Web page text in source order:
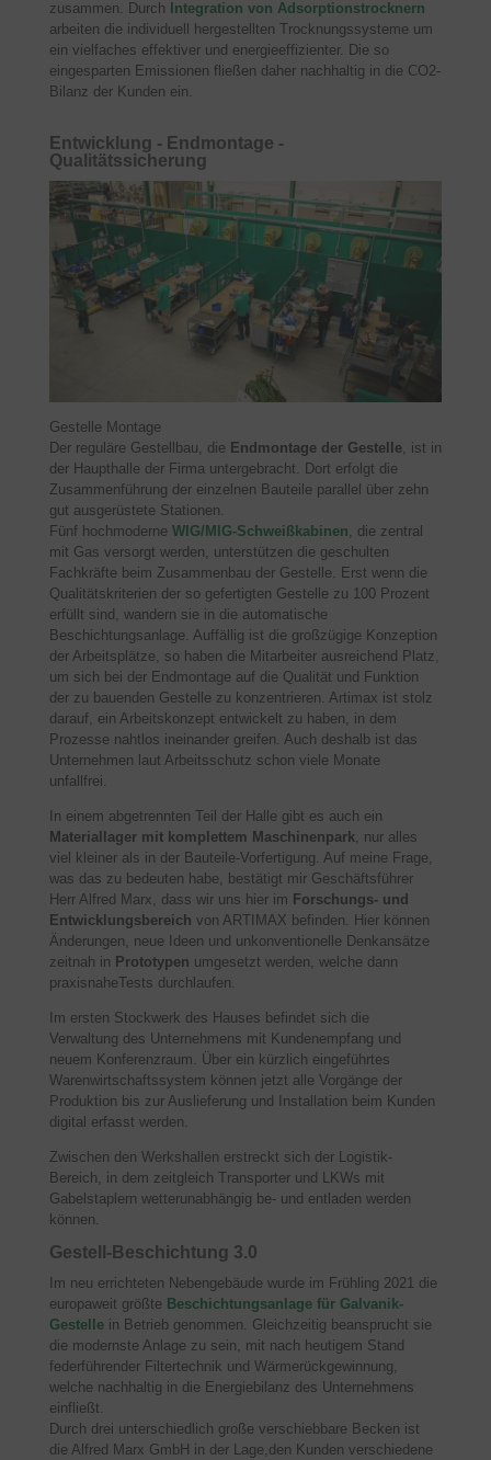
zusammen. Durch
Integration von Adsorptionstrocknern
arbeiten die individuell hergestellten Trocknungssysteme um
ein vielfaches effektiver und energieeffizienter. Die so
eingesparten Emissionen fließen daher nachhaltig in die CO2-
Bilanz der Kunden ein.
Entwicklung - Endmontage -
Qualitätssicherung
Gestelle Montage
Der reguläre Gestellbau, die Endmontage der Gestelle, ist in
der Haupthalle der Firma untergebracht. Dort erfolgt die
Zusammenführung der einzelnen Bauteile parallel über zehn
gut ausgerüstete Stationen.
Fünf hochmoderne WIG/MIG-Schweißkabinen , die zentral
mit Gas versorgt werden, unterstützen die geschulten
Fachkräfte beim Zusammenbau der Gestelle. Erst wenn die
Qualitätskriterien der so gefertigten Gestelle zu 100 Prozent
erfüllt sind, wandern sie in die automatische
Beschichtungsanlage. Auffällig ist die großzügige Konzeption
der Arbeitsplätze, so haben die Mitarbeiter ausreichend Platz,
um sich bei der Endmontage auf die Qualität und Funktion
der zu bauenden Gestelle zu konzentrieren. Artimax ist stolz
darauf, ein Arbeitskonzept entwickelt zu haben, in dem
Prozesse nahtlos ineinander greifen. Auch deshalb ist das
Unternehmen laut Arbeitsschutz schon viele Monate
unfallfrei.
In einem abgetrennten Teil der Halle gibt es auch ein
Materiallager mit komplettem Maschinenpark, nur alles
viel kleiner als in der Bauteile-Vorfertigung. Auf meine Frage,
was das zu bedeuten habe, bestätigt mir Geschäftsführer
Herr Alfred Marx, dass wir uns hier im Forschungs- und
Entwicklungsbereich von ARTIMAX befinden. Hier können
Änderungen, neue Ideen und unkonventionelle Denkansätze
zeitnah in Prototypen umgesetzt werden, welche dann
praxisnaheTests durchlaufen.
Im ersten Stockwerk des Hauses befindet sich die
Verwaltung des Unternehmens mit Kundenempfang und
neuem Konferenzraum. Über ein kürzlich eingeführtes
Warenwirtschaftssystem können jetzt alle Vorgänge der
Produktion bis zur Auslieferung und Installation beim Kunden
digital erfasst werden.
Zwischen den Werkshallen erstreckt sich der Logistik-
Bereich, in dem zeitgleich Transporter und LKWs mit
Gabelstaplern wetterunabhängig be- und entladen werden
können.
Gestell-Beschichtung 3.0
Im neu errichteten Nebengebäude wurde im Frühling 2021 die
europaweit größte Beschichtungsanlage für Galvanik-
Gestellein Betrieb genommen. Gleichzeitig beansprucht sie
die modernste Anlage zu sein, mit nach heutigem Stand
federführender Filtertechnik und Wärmerückgewinnung,
welche nachhaltig in die Energiebilanz des Unternehmens
einfließt.
Durch drei unterschiedlich große verschiebbare Becken ist
die Alfred Marx GmbH in der Lage,den Kunden verschiedene